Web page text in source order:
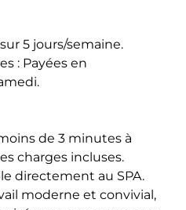
5 jours/semaine.
: Payées en
de 3 minutes à
charges incluses.
directement au SPA.
moderne et convivial,